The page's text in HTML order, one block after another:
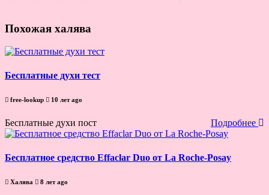
Похожая халява
Бесплатные духи тест
free-lookup 10 лет ago
Бесплатные духи пост Подробнее
Бесплатное средство Effaclar Duo от La Roche-Posay
Халява 8 лет ago